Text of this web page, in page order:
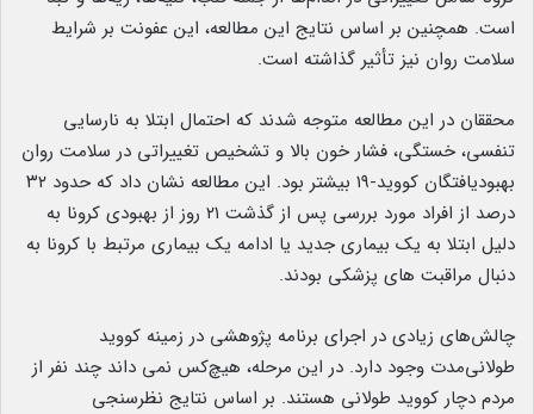
است. همچنین بر اساس نتایج این مطالعه، این عفونت بر شرایط
سلامت روان نیز تأثیر گذاشته است.
محققان در این مطالعه متوجه شدند که احتمال ابتلا به نارسایی
تنفسی، خستگی، فشار خون بالا و تشخیص تغییراتی در سلامت روان
بهبودیافتگان کووید-۱۹ بیشتر بود. این مطالعه نشان داد که حدود ۳۲
درصد از افراد مورد بررسی پس از گذشت ۲۱ روز از بهبودی کرونا به
دلیل ابتلا به یک بیماری جدید یا ادامه یک بیماری مرتبط با کرونا به
دنبال مراقبت های پزشکی بودند.
چالش‌های زیادی در اجرای برنامه پژوهشی در زمینه کووید
طولانی‌مدت وجود دارد. در این مرحله، هیچ‌کس نمی‌ داند چند نفر از
مردم دچار کووید طولانی هستند. بر اساس نتایج نظرسنجی